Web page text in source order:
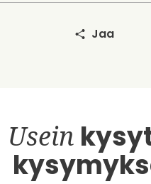
Jaa
Usein